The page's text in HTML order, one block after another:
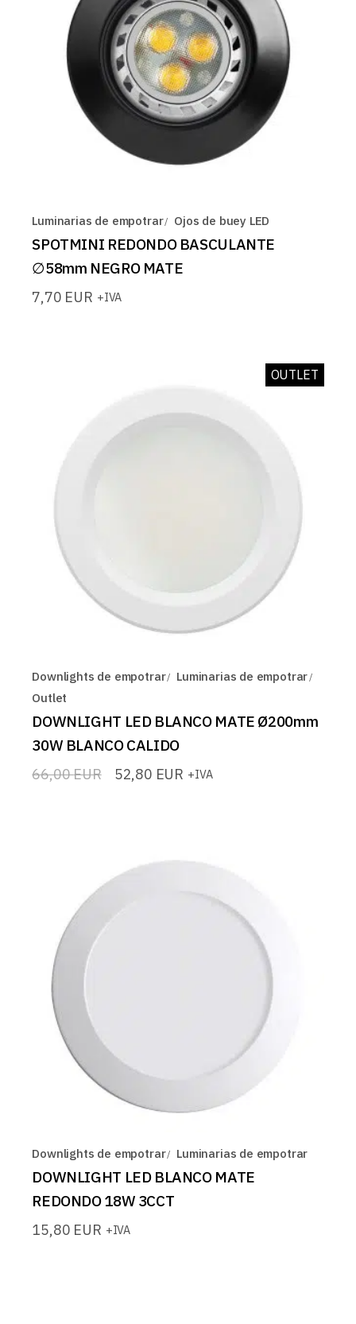
Luminarias de empotrar Ojos de buey LED
SPOTMINI REDONDO BASCULANTE
∅58mm NEGRO MATE
7,70 EUR +IVA
OUTLET
Downlights de empotrar
Luminarias de empotrar
Outlet
DOWNLIGHT LED BLANCO MATE Ø200mm
30W BLANCO CALIDO
66,00EUR
El 52,80 EUR
El +IVA
Downlights de empotrar Luminarias de empotrar
DOWNLIGHT LED BLANCO MATE
REDONDO 18W 3CCT
15,80 EUR +IVA